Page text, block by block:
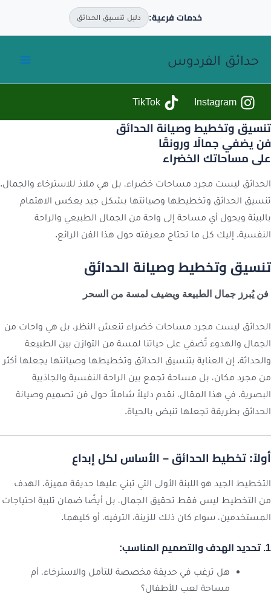
خدمات فرعية: دليل تنسيق الحدائق
حدائق الفردوس
Instagram
TikTok
تنسيق وتخطيط وصيانة الحدائق
فن يضفي جمالًا ورونقًا
على مساحاتك الخضراء
الحدائق ليست مجرد مساحات خضراء، بل هي ملاذ للاسترخاء والجمال.
تنسيق الحدائق وتخطيطها وصيانتها بشكل جيد يعكس الاهتمام
بالبيئة ويحول أي مساحة إلى واحة من الجمال الطبيعي والراحة
النفسية. إليك كل ما تحتاج معرفته حول هذا الفن الرائع.
تنسيق وتخطيط وصيانة الحدائق
فن يُبرز جمال الطبيعة ويضيف لمسة من السحر
الحدائق ليست مجرد مساحات خضراء تنعش النظر، بل هي واحات من
الجمال والهدوء تُضفي على حياتنا لمسة من التوازن بين الطبيعة
والحداثة. إن العناية بتنسيق الحدائق وتخطيطها وصيانتها يجعلها أكثر
من مجرد مكان، بل مساحة تجمع بين الراحة النفسية والجاذبية
البصرية. في هذا المقال، نقدم دليلاً شاملاً حول فن تصميم وصيانة
الحدائق بطريقة تجعلها تنبض بالحياة.
أولاً: تخطيط الحدائق – الأساس لكل إبداع
التخطيط الجيد هو اللبنة الأولى التي تبني عليها حديقة مميزة. الهدف
من التخطيط ليس فقط تحقيق الجمال، بل أيضًا ضمان تلبية احتياجات
المستخدمين، سواء كان ذلك للزينة، الترفيه، أو كليهما.
1. تحديد الهدف والتصميم المناسب:
هل ترغب في حديقة مخصصة للتأمل والاسترخاء، أم
مساحة لعب للأطفال؟